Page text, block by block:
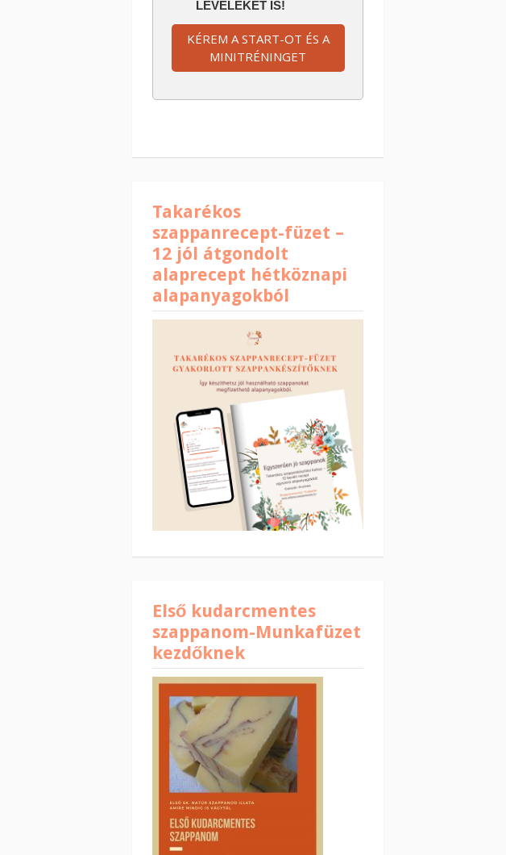
LEVELEKET IS!
KÉREM A START-OT ÉS A
MINITRÉNINGET
Takarékos
szappanrecept-füzet –
12 jól átgondolt
alaprecept hétköznapi
alapanyagokból
Első kudarcmentes
szappanom-Munkafüzet
kezdőknek